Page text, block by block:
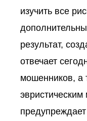
изучить все
результат,
отвечает
мошенников, а